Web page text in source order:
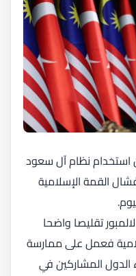
استخدام نظام آل سعود
القمة الإسلامية
تقليصا واضحا
فعمل على ممارسة
المشاركين في